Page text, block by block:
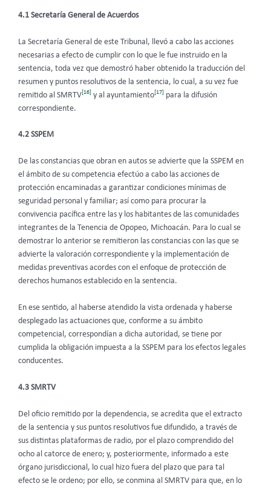
4.1 Secretaría General de Acuerdos
La Secretaría General de este Tribunal, llevó a cabo las acciones
necesarias a efecto de cumplir con lo que le fue instruido en la
sentencia, toda vez que demostró haber obtenido la traducción del
resumen y puntos resolutivos de la sentencia, lo cual, a su vez fue
remitido al SMRTV [16] y al ayuntamiento [17]
para la difusión
correspondiente.
4.2 SSPEM
De las constancias que obran en autos se advierte que la SSPEM en
el ámbito de su competencia efectúo a cabo las acciones de
protección encaminadas a garantizar condiciones mínimas de
seguridad personal y familiar; así como para procurar la
convivencia pacífica entre las y los habitantes de las comunidades
integrantes de la Tenencia de Opopeo, Michoacán. Para lo cual se
demostrar lo anterior se remitieron las constancias con las que se
advierte la valoración correspondiente y la implementación de
medidas preventivas acordes con el enfoque de protección de
derechos humanos establecido en la sentencia.
En ese sentido, al haberse atendido la vista ordenada y haberse
desplegado las actuaciones que, conforme a su ámbito
competencial, correspondían a dicha autoridad, se tiene por
cumplida la obligación impuesta a la SSPEM para los efectos legales
conducentes.
4.3 SMRTV
Del oficio remitido por la dependencia, se acredita que el extracto
de la sentencia y sus puntos resolutivos fue difundido, a través de
sus distintas plataformas de radio, por el plazo comprendido del
ocho al catorce de enero; y, posteriormente, informado a este
órgano jurisdiccional, lo cual hizo fuera del plazo que para tal
efecto se le ordeno; por ello, se conmina al SMRTV para que, en lo